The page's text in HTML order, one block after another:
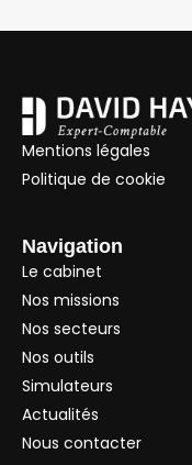
Mentions légales
Politique de cookie
Navigation
Le cabinet
Nos missions
Nos secteurs
Nos outils
Simulateurs
Actualités
Nous contacter